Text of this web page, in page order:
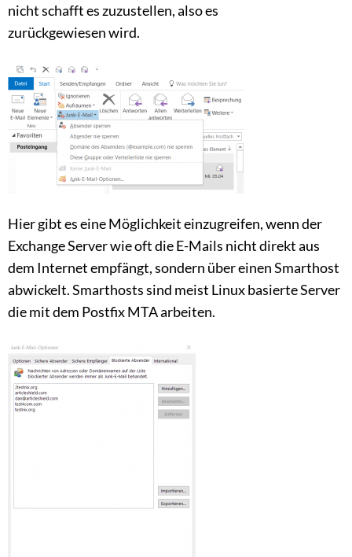
nicht schafft es zuzustellen, also es
zurückgewiesen wird.
Hier gibt es eine Möglichkeit einzugreifen, wenn der
Exchange Server wie oft die E-Mails nicht direkt aus
dem Internet empfängt, sondern über einen Smarthost
abwickelt. Smarthosts sind meist Linux basierte Server
die mit dem Postfix MTA arbeiten.